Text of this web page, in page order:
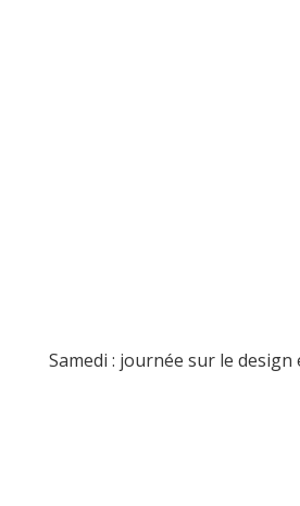
Samedi : journée sur le